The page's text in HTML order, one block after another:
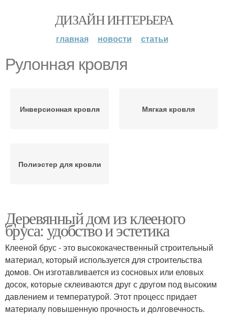
ДИЗАЙН ИНТЕРЬЕРА
главная новости статьи
Рулонная кровля
Инверсионная кровля Мягкая кровля
Полиэстер для кровли
Деревянный дом из клееного
бруса: удобство и эстетика
Клееной брус - это высококачественный строительный
материал, который используется для строительства
домов. Он изготавливается из сосновых или еловых
досок, которые склеиваются друг с другом под высоким
давлением и температурой. Этот процесс придает
материалу повышенную прочность и долговечность.